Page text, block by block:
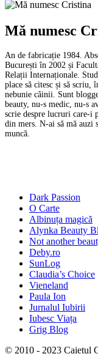
Mă numesc
An de fabricație 1984.
București în 2002 și
Relații Internaționale.
place să citesc și să
nebunie câinii. Sunt
beauty, nu-s medic, nu-s
scrie despre lucruri care-i
din mers. N-ai să mă auzi
muncă.
Dark Passion
O Carte
Albinuța magică
Alynka Beauty
Not another
Deby.ro
SunLog
Claudia’s Choice
Vieneland
Paula Ion
Jurnalul Iubirii
Iubesc Viața
Grig Blog
© 2010 - 2023 Caietul